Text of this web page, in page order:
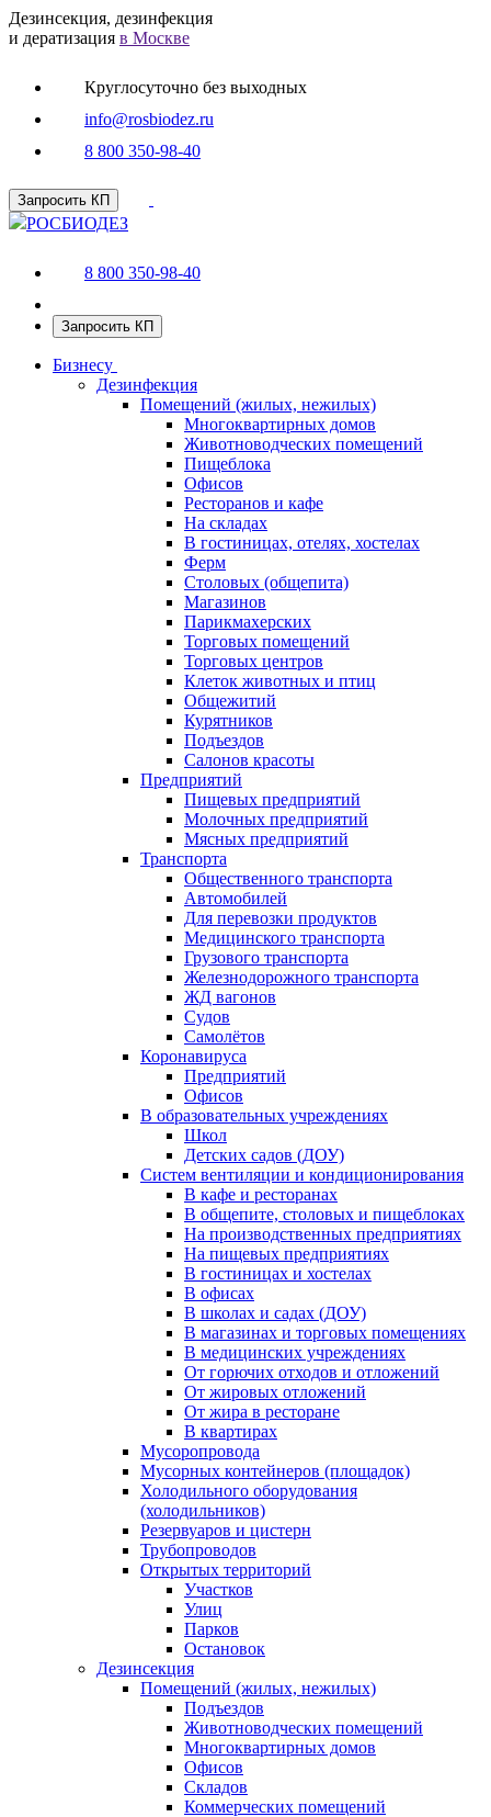
Дезинсекция, дезинфекция
и дератизация в Москве
Круглосуточно без выходных
info@rosbiodez.ru
8 800 350-98-40
Запросить КП
РОСБИОДЕЗ
8 800 350-98-40
Запросить КП
Бизнесу
Дезинфекция
Помещений (жилых, нежилых)
Многоквартирных домов
Животноводческих помещений
Пищеблока
Офисов
Ресторанов и кафе
На складах
В гостиницах, отелях, хостелах
Ферм
Столовых (общепита)
Магазинов
Парикмахерских
Торговых помещений
Торговых центров
Клеток животных и птиц
Общежитий
Курятников
Подъездов
Салонов красоты
Предприятий
Пищевых предприятий
Молочных предприятий
Мясных предприятий
Транспорта
Общественного транспорта
Автомобилей
Для перевозки продуктов
Медицинского транспорта
Грузового транспорта
Железнодорожного транспорта
ЖД вагонов
Судов
Самолётов
Коронавируса
Предприятий
Офисов
В образовательных учреждениях
Школ
Детских садов (ДОУ)
Систем вентиляции и кондиционирования
В кафе и ресторанах
В общепите, столовых и пищеблоках
На производственных предприятиях
На пищевых предприятиях
В гостиницах и хостелах
В офисах
В школах и садах (ДОУ)
В магазинах и торговых помещениях
В медицинских учреждениях
От горючих отходов и отложений
От жировых отложений
От жира в ресторане
В квартирах
Мусоропровода
Мусорных контейнеров (площадок)
Холодильного оборудования
(холодильников)
Резервуаров и цистерн
Трубопроводов
Открытых территорий
Участков
Улиц
Парков
Остановок
Дезинсекция
Помещений (жилых, нежилых)
Подъездов
Животноводческих помещений
Многоквартирных домов
Офисов
Складов
Коммерческих помещений